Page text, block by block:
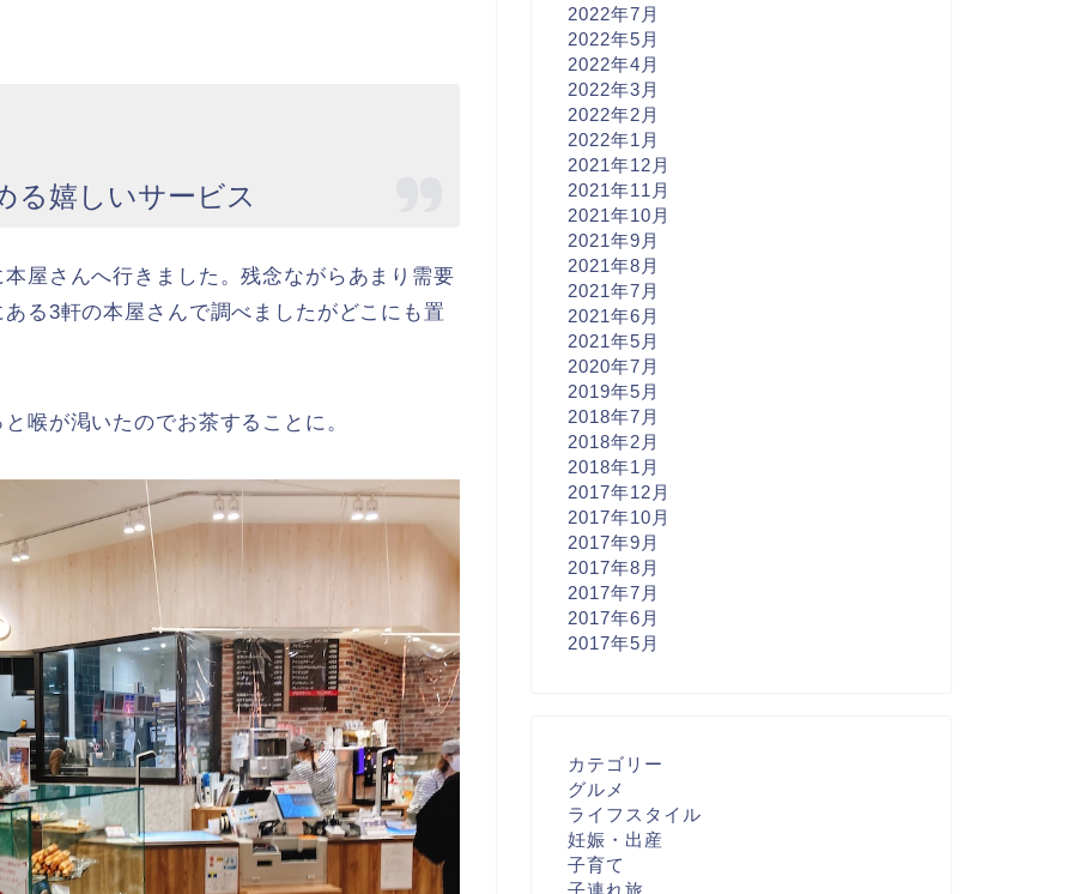
る嬉しいサービス
屋さんへ行きました。残念ながらあまり需要
る3軒の本屋さんで調べましたがどこにも置
喉が渇いたのでお茶することに。
2022年7月
2022年5月
2022年4月
2022年3月
2022年2月
2022年1月
2021年12月
2021年11月
2021年10月
2021年9月
2021年8月
2021年7月
2021年6月
2021年5月
2020年7月
2019年5月
2018年7月
2018年2月
2018年1月
2017年12月
2017年10月
2017年9月
2017年8月
2017年7月
2017年6月
2017年5月
カテゴリー
グルメ
ライフスタイル
妊娠・出産
子育て
子連れ旅